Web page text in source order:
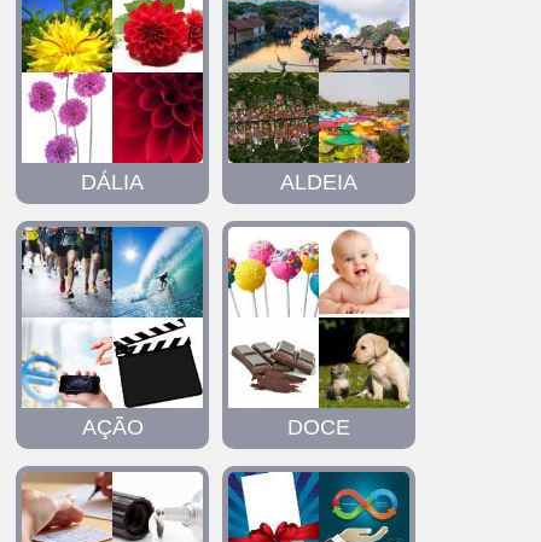
letras:
DÁLIA ALDEIA
AÇÃO DOCE